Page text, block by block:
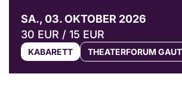
SA., 03. OKTOBER 2026
30 EUR / 15 EUR
KABARETT THEATERFORUM